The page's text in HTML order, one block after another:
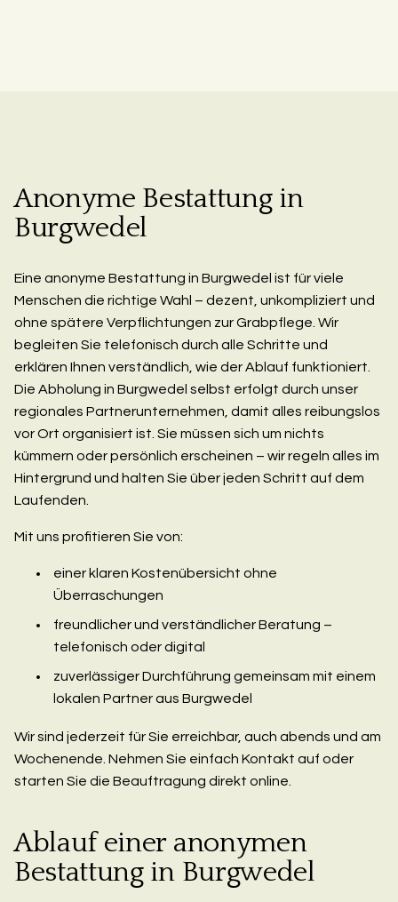
Anonyme Bestattung in
Burgwedel
Eine anonyme Bestattung in Burgwedel ist für viele
Menschen die richtige Wahl – dezent, unkompliziert und
ohne spätere Verpflichtungen zur Grabpflege. Wir
begleiten Sie telefonisch durch alle Schritte und
erklären Ihnen verständlich, wie der Ablauf funktioniert.
Die Abholung in Burgwedel selbst erfolgt durch unser
regionales Partnerunternehmen, damit alles reibungslos
vor Ort organisiert ist. Sie müssen sich um nichts
kümmern oder persönlich erscheinen – wir regeln alles im
Hintergrund und halten Sie über jeden Schritt auf dem
Laufenden.
Mit uns profitieren Sie von:
einer klaren Kostenübersicht ohne
Überraschungen
freundlicher und verständlicher Beratung –
telefonisch oder digital
zuverlässiger Durchführung gemeinsam mit einem
lokalen Partner aus Burgwedel
Wir sind jederzeit für Sie erreichbar, auch abends und am
Wochenende. Nehmen Sie einfach Kontakt auf oder
starten Sie die Beauftragung direkt online.
Ablauf einer anonymen
Bestattung in Burgwedel